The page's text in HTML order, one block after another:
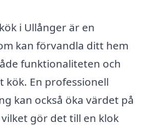
i Ullånger är en
kan förvandla ditt hem
funktionaliteten och
kök. En professionell
kan också öka värdet på
gör det till en klok